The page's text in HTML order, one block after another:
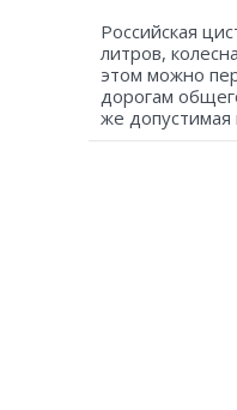
Российская
литров,
этом можно
дорогам
же допустимая